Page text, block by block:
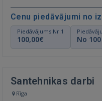
Cenu piedāvājumi no
Piedāvājums Nr.1
100,00€ No
Santehnikas darbi
Rīga